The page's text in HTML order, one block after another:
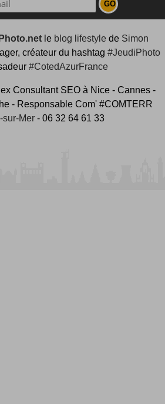
le blog lifestylede Simon
créateur du hashtag #JeudiPhoto
#CotedAzurFrance
ex Consultant SEO à Nice - Cannes -
- Responsable Com' #COMTERR
sur-Mer - 06 32 64 61 33